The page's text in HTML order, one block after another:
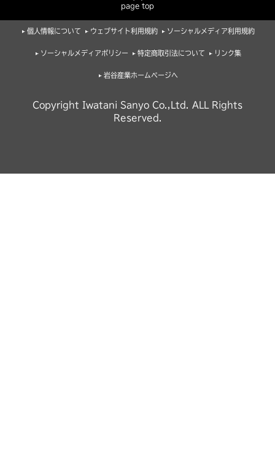
page top
個人情報について ウェブサイト利用規約 ソーシャルメディア利用規約
ソーシャルメディアポリシー 特定商取引法について リンク集
岩谷産業ホームページへ
Copyright Iwatani Sanyo Co.,Ltd. ALL Rights
Reserved.